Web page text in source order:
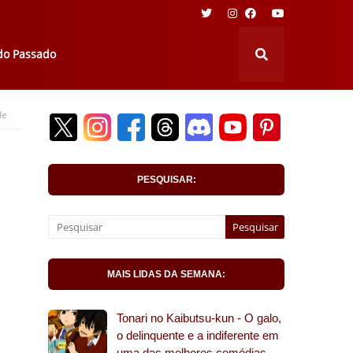
Passado
PESQUISAR:
MAIS LIDAS DA SEMANA:
Tonari no Kaibutsu-kun - O galo,
o delinquente e a indiferente em